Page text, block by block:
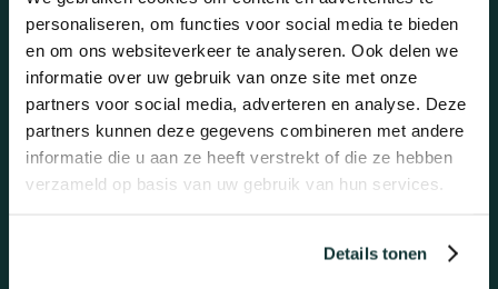
personaliseren, om functies voor social media te bieden
en om ons websiteverkeer te analyseren. Ook delen we
informatie over uw gebruik van onze site met onze
partners voor social media, adverteren en analyse. Deze
partners kunnen deze gegevens combineren met andere
informatie die u aan ze heeft verstrekt of die ze hebben
verzameld op basis van uw gebruik van hun services.
Details tonen
Mail ons
Altijd dezelfde werkdag antwoord!
info@topkwaliteitvloeren.nl